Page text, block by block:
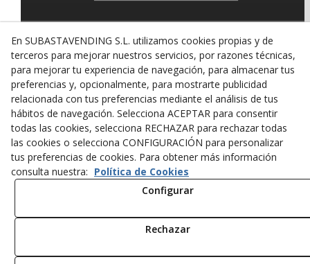
© 08/2026 SUBASTAVENDING SL - Todos los derechos
reservados.
Política de Privacidad Aviso Legal Política de Cookies
En SUBASTAVENDING S.L. utilizamos cookies propias y de
terceros para mejorar nuestros servicios, por razones técnicas,
para mejorar tu experiencia de navegación, para almacenar tus
preferencias y, opcionalmente, para mostrarte publicidad
relacionada con tus preferencias mediante el análisis de tus
hábitos de navegación. Selecciona ACEPTAR para consentir
todas las cookies, selecciona RECHAZAR para rechazar todas
las cookies o selecciona CONFIGURACIÓN para personalizar
tus preferencias de cookies. Para obtener más información
consulta nuestra: Política de Cookies
Configurar
Rechazar